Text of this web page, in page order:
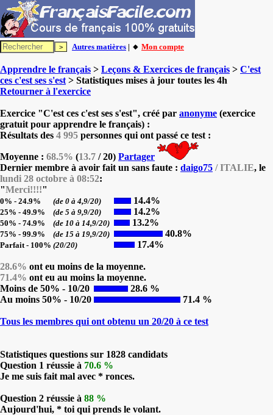
Autres matières | 🔸 Mon compte
Apprendre le français > Leçons & Exercices de français > C'est
ces c'est ses s'est > Statistiques mises à jour toutes les 4h
Retourner à l'exercice
Exercice "C'est ces c'est ses s'est", créé par anonyme (exercice
gratuit pour apprendre le français) :
Résultats des 4 995 personnes qui ont passé ce test :
Moyenne : 68.5% (13.7 / 20) Partager
Dernier membre à avoir fait un sans faute : daigo75 / ITALIE, le
lundi 28 octobre à 08:52:
"Merci!!!!"
0% - 24.9% (de 0 à 4,9/20) 14.4%
25% - 49.9% (de 5 à 9,9/20) 14.2%
50% - 74.9% (de 10 à 14,9/20) 13.2%
75% - 99.9% (de 15 à 19,9/20) 40.8%
Parfait - 100% (20/20) 17.4%
28.6% ont eu moins de la moyenne.
71.4% ont eu au moins la moyenne.
Moins de 50% - 10/20
28.6 %
Au moins 50% - 10/20
71.4 %
Tous les membres qui ont obtenu un 20/20 à ce test
Statistiques questions sur 1828 candidats
Question 1 réussie à 70.6 %
Je me suis fait mal avec * ronces.
Question 2 réussie à 88 %
Aujourd'hui, * toi qui prends le volant.